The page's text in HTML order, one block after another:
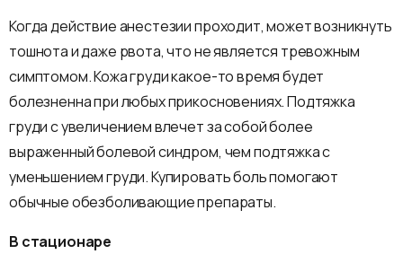
Когда действие анестезии проходит, может возникнуть
тошнота и даже рвота, что не является тревожным
симптомом. Кожа груди какое-то время будет
болезненна при любых прикосновениях. Подтяжка
груди с увеличением влечет за собой более
выраженный болевой синдром, чем подтяжка с
уменьшением груди. Купировать боль помогают
обычные обезболивающие препараты.
В стационаре